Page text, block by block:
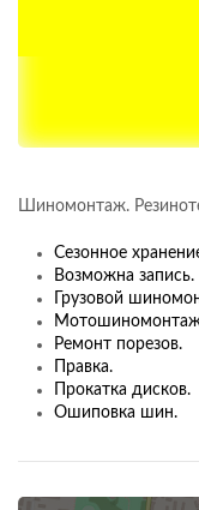
​Шиномонтаж​.
​Сезонное
Возможна запись.
​Грузовой
Ремонт порезов​.
Правка.
Прокатка дисков.
​Ошиповка шин​.